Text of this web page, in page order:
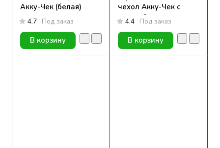
Акку-Чек (белая)
4.7 Под заказ
В корзину
чехол Акку-Чек с
клипсой
4.4 Под заказ
В корзину